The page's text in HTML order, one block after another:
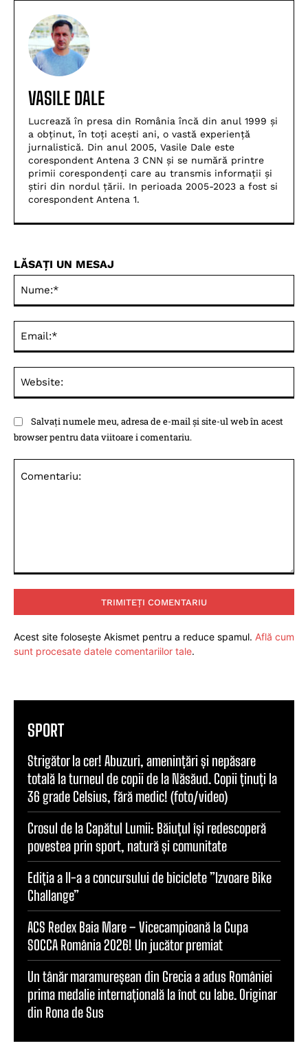
VASILE DALE
Lucrează în presa din România încă din anul 1999 și
a obținut, în toți acești ani, o vastă experiență
jurnalistică. Din anul 2005, Vasile Dale este
corespondent Antena 3 CNN și se numără printre
primii corespondenți care au transmis informații și
știri din nordul țării. In perioada 2005-2023 a fost si
corespondent Antena 1.
LĂSAȚI UN MESAJ
Salvați numele meu, adresa de e-mail și site-ul web în acest
browser pentru data viitoare i comentariu.
Acest site folosește Akismet pentru a reduce spamul. Află cum
sunt procesate datele comentariilor tale.
SPORT
Strigător la cer! Abuzuri, amenințări și nepăsare
totală la turneul de copii de la Năsăud. Copii ținuți la
36 grade Celsius, fără medic! (foto/video)
Crosul de la Capătul Lumii: Băiuțul își redescoperă
povestea prin sport, natură și comunitate
Ediția a II-a a concursului de biciclete ”Izvoare Bike
Challange”
ACS Redex Baia Mare – Vicecampioană la Cupa
SOCCA România 2026! Un jucător premiat
Un tânăr maramureșean din Grecia a adus României
prima medalie internațională la înot cu labe. Originar
din Rona de Sus